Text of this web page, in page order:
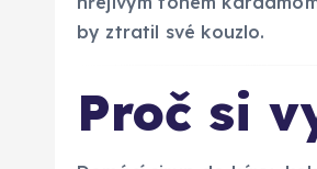
by ztratil své kouzlo.
Proč si